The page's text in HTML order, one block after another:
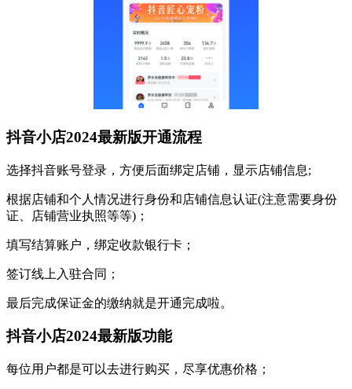
抖音小店2024最新版开通流程
选择抖音账号登录，方便后面绑定店铺，显示店铺信息;
根据店铺和个人情况进行身份和店铺信息认证(注意需要身份
证、店铺营业执照等等)；
填写结算账户，绑定收款银行卡；
签订线上入驻合同；
最后完成保证金的缴纳就是开通完成啦。
抖音小店2024最新版功能
每位用户都是可以去进行购买，尽享优惠价格；